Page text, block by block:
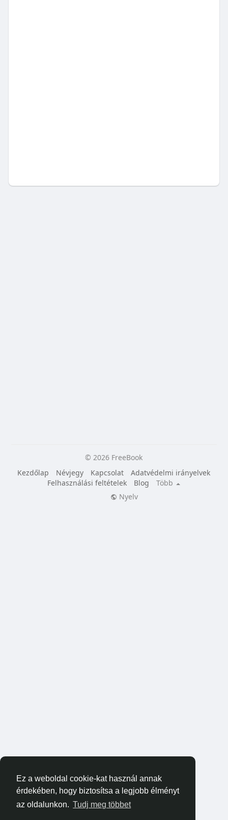
Ez a weboldal cookie-kat használ annak
érdekében, hogy biztosítsa a legjobb élményt
az oldalunkon. Tudj meg többet
© 2026 FreeBook
Kezdőlap
Névjegy Kapcsolat
Adatvédelmi irányelvek
Felhasználási feltételek
Blog
Több
Nyelv